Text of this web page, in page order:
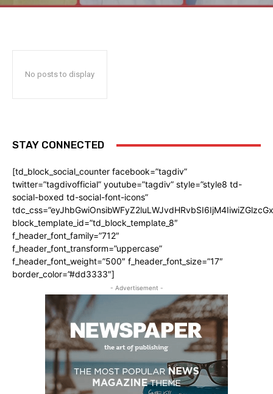
No posts to display
STAY CONNECTED
[td_block_social_counter facebook=”tagdiv”
twitter=”tagdivofficial” youtube=”tagdiv” style=”style8 td-
social-boxed td-social-font-icons”
block_template_id=”td_block_template_8″
f_header_font_family=”712″
f_header_font_transform=”uppercase”
f_header_font_weight=”500″ f_header_font_size=”17″
border_color=”#dd3333″]
- Advertisement -